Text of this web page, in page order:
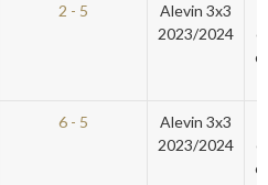
2 - 5
Alevin 3x3
2023/2024
6 - 5
Alevin 3x3
2023/2024